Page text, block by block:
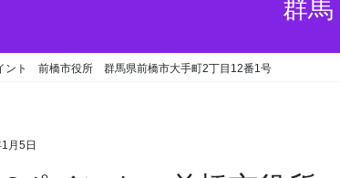
群馬
ト 前橋市役所 群馬県前橋市大手町2丁目12番1号
月5日